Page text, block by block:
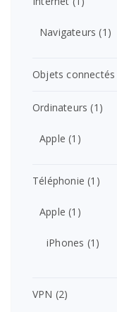
Navigateurs (1)
Objets connectés
Ordinateurs (1)
Apple (1)
Téléphonie (1)
Apple (1)
iPhones (1)
VPN (2)